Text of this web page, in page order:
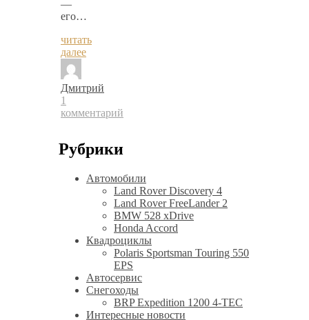
—
его…
читать
далее
Дмитрий
1
комментарий
Рубрики
Автомобили
Land Rover Discovery 4
Land Rover FreeLander 2
BMW 528 xDrive
Honda Accord
Квадроциклы
Polaris Sportsman Touring 550
EPS
Автосервис
Снегоходы
BRP Expedition 1200 4-TEC
Интересные новости